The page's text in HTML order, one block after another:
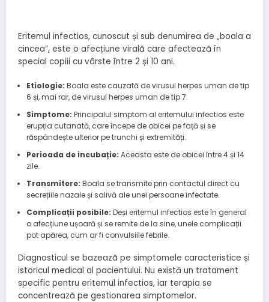
Eritemul infectios, cunoscut și sub denumirea de „boala a
cincea”, este o afecțiune virală care afectează în
special copiii cu vârste între 2 și 10 ani.
Etiologie: Boala este cauzată de virusul herpes uman de tip
6 și, mai rar, de virusul herpes uman de tip 7.
Simptome: Principalul simptom al eritemului infectios este
erupția cutanată, care începe de obicei pe față și se
răspândește ulterior pe trunchi și extremități.
Perioada de incubație: Aceasta este de obicei între 4 și 14
zile.
Transmitere: Boala se transmite prin contactul direct cu
secrețiile nazale și salivă ale unei persoane infectate.
Complicații posibile: Deși eritemul infectios este în general
o afecțiune ușoară și se remite de la sine, unele complicații
pot apărea, cum ar fi convulsiile febrile.
Diagnosticul se bazează pe simptomele caracteristice și
istoricul medical al pacientului. Nu există un tratament
specific pentru eritemul infectios, iar terapia se
concentrează pe gestionarea simptomelor.